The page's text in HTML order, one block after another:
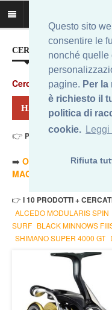
Questo sito
consentire le
nonché quelle
pagine. Per
è richiesto il
politica di
cookie. Leggi
Rifiuta
CERCA IL MIGLIOR
Cerca
HAI CERCATO:
👉 Prezzo Min. 72,00 Eur -
➡️ ORDINA PER PREZZO
MAGGIORE
👉 I 10 PRODOTTI +
ALCEDO MODULARIS SPIN
SURF BLACK MINNOWS
SHIMANO SUPER 4000 GT